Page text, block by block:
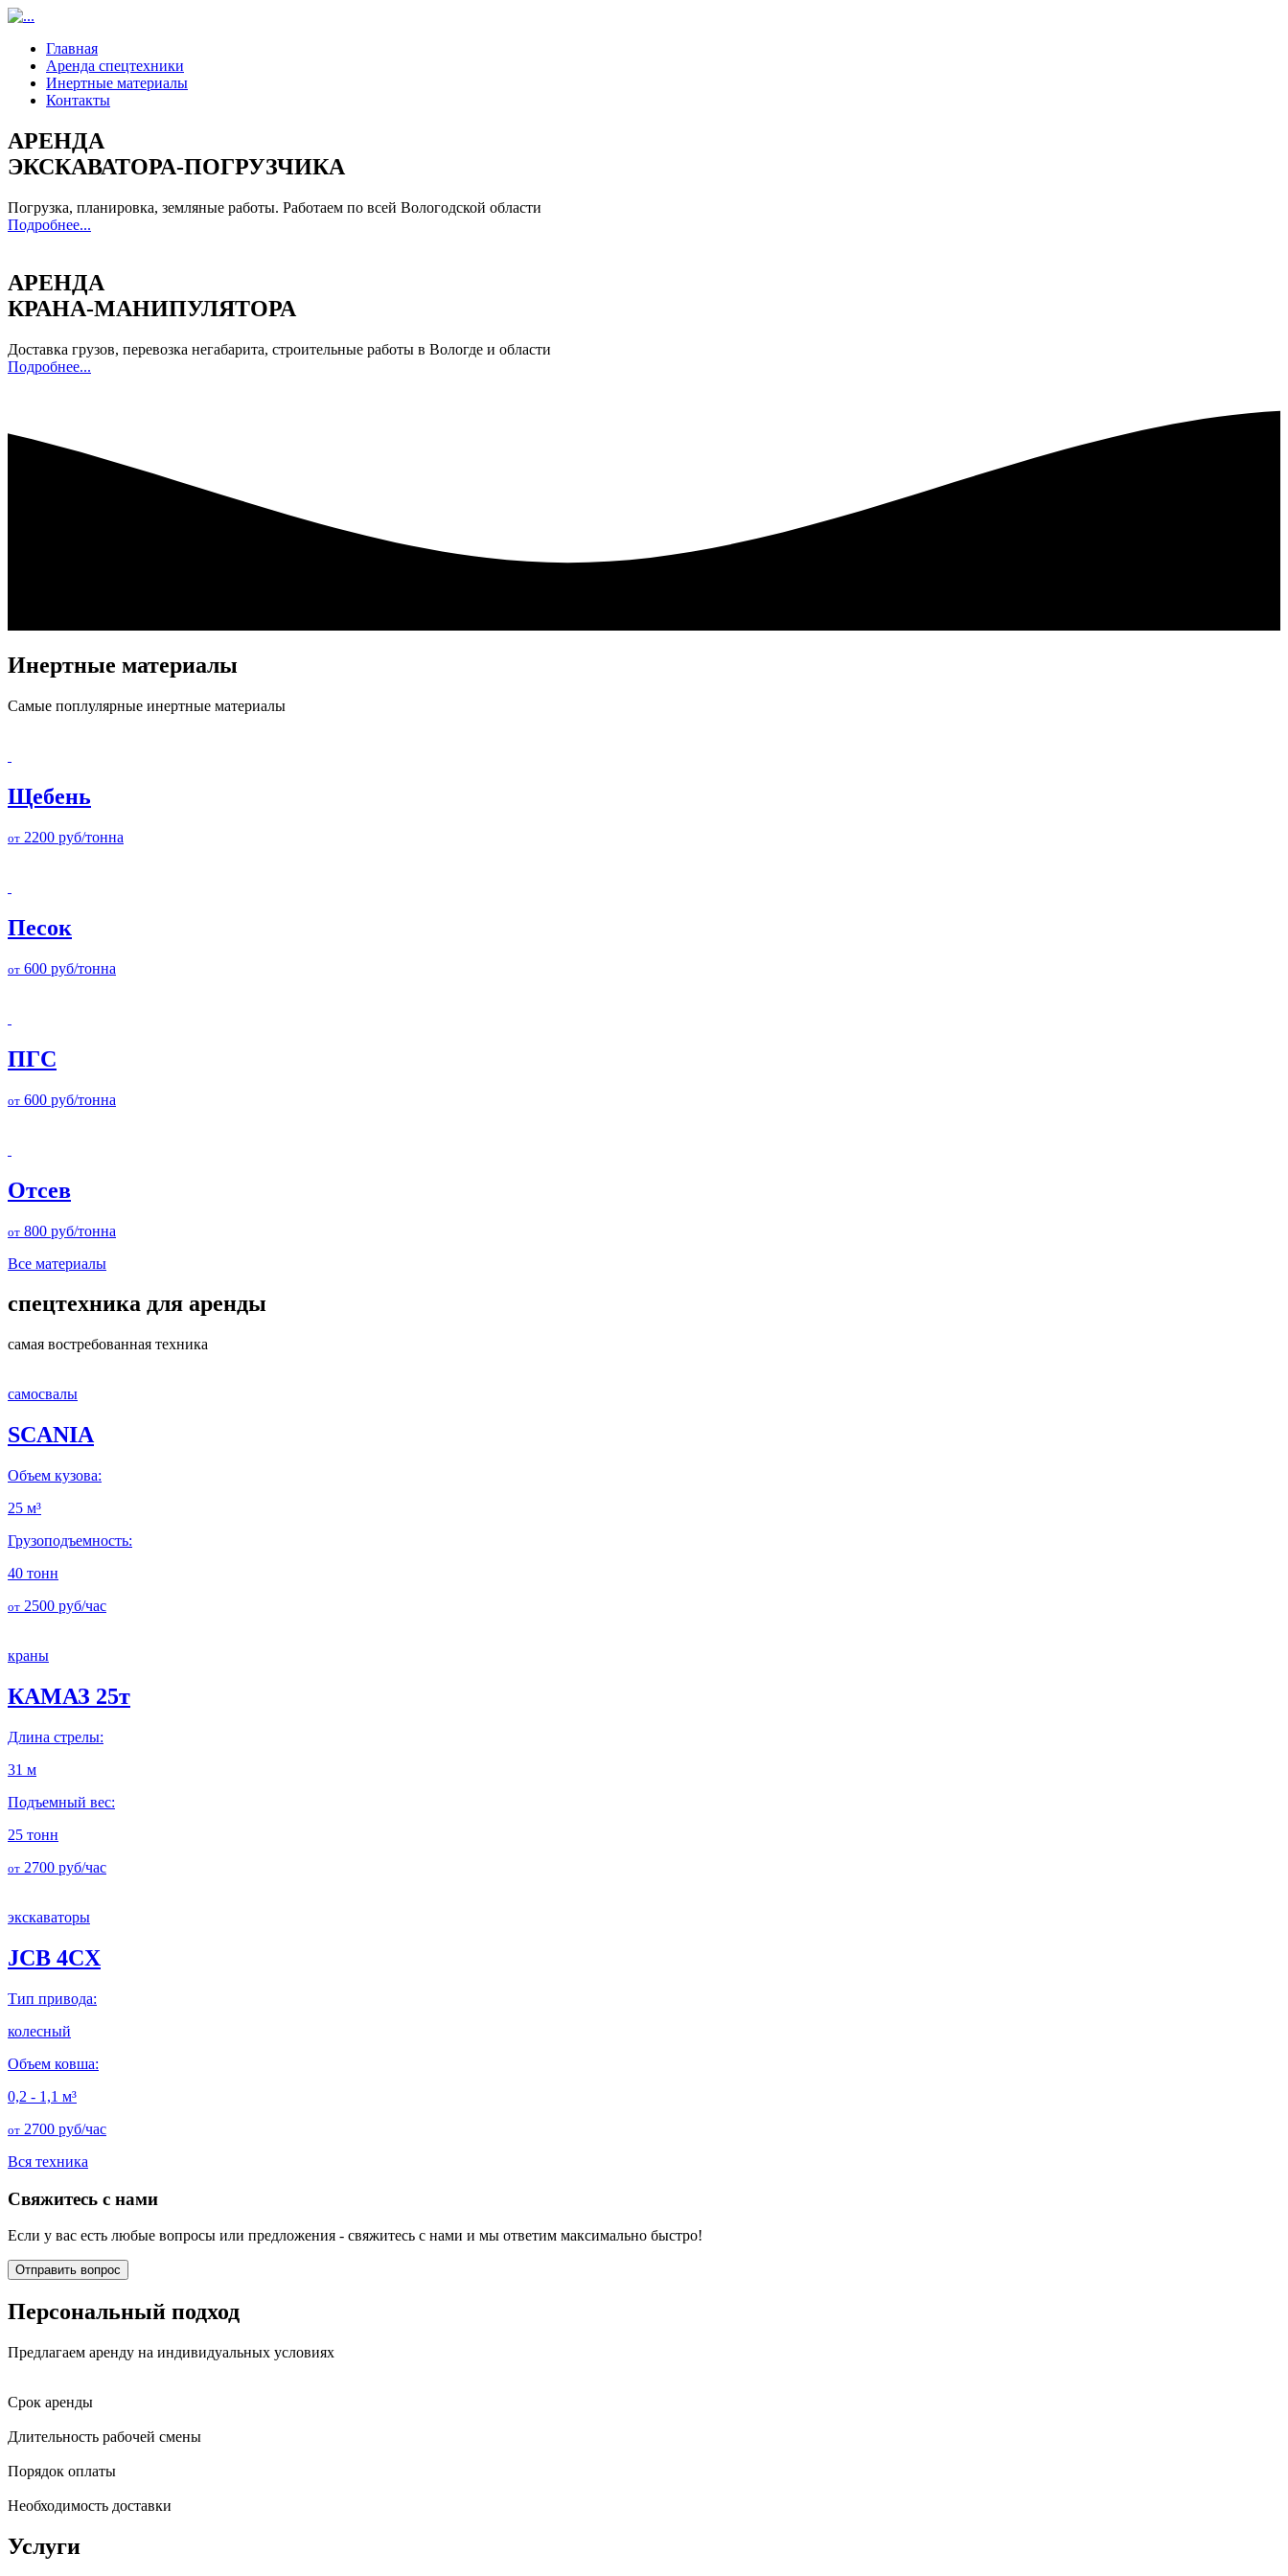
Главная
Аренда спецтехники
Инертные материалы
Контакты
АРЕНДА
ЭКСКАВАТОРА-ПОГРУЗЧИКА
Погрузка, планировка, земляные работы. Работаем по всей Вологодской области
Подробнее...
АРЕНДА
КРАНА-МАНИПУЛЯТОРА
Доставка грузов, перевозка негабарита, строительные работы в Вологде и области
Подробнее...
Инертные материалы
Самые поплулярные инертные материалы
Щебень
от 2200 руб/тонна
Песок
от 600 руб/тонна
ПГС
от 600 руб/тонна
Отсев
от 800 руб/тонна
Все материалы
спецтехника для аренды
самая востребованная техника
самосвалы
SCANIA
Объем кузова:
25 м³
Грузоподъемность:
40 тонн
от 2500 руб/час
краны
КАМАЗ 25т
Длина стрелы:
31 м
Подъемный вес:
25 тонн
от 2700 руб/час
экскаваторы
JCB 4CX
Тип привода:
колесный
Объем ковша:
0,2 - 1,1 м³
от 2700 руб/час
Вся техника
Свяжитесь с нами
Если у вас есть любые вопросы или предложения - свяжитесь с нами и мы ответим максимально быстро!
Отправить вопрос
Персональный подход
Предлагаем аренду на индивидуальных условиях
Срок аренды
Длительность рабочей смены
Порядок оплаты
Необходимость доставки
Услуги